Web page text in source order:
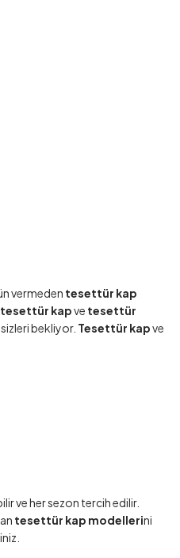
vermeden tesettür kap
tesettür kapve tesettür
bekliyor. Tesettür kapve
ve her sezon tercih edilir.
tesettür kap modellerini